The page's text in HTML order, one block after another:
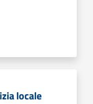
locale